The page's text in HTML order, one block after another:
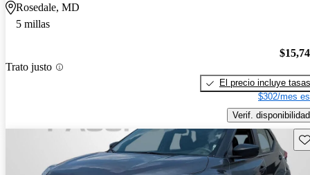
Rosedale, MD
5 millas
Trato justo
El precio incluye tasas
$302/mes
Verif. disponibilidad